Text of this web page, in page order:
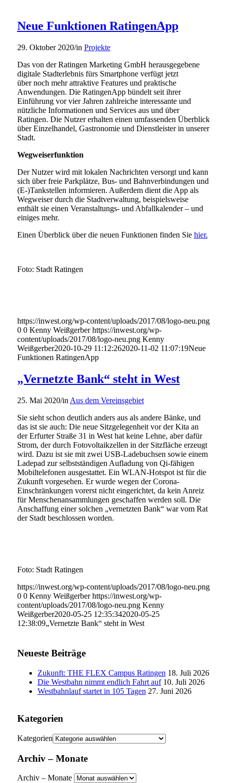
Neue Funktionen RatingenApp
29. Oktober 2020/in Projekte
Das von der Ratingen Marketing GmbH herausgegebene
digitale Stadterlebnis fürs Smartphone verfügt jetzt
über noch mehr attraktive Features und praktische
Anwendungen. Die RatingenApp bündelt seit ihrer
Einführung vor vier Jahren zahlreiche interessante und
nützliche Informationen und Services aus und über
Ratingen. Die Nutzer erhalten einen umfassenden Überblick
über Einzelhandel, Gastronomie und Dienstleister in unserer
Stadt.
Wegweiserfunktion
Der Nutzer wird mit lokalen Nachrichten versorgt und kann
sich über freie Parkplätze, Bus- und Bahnverbindungen und
(E-)Tankstellen informieren. Außerdem dient die App als
Wegweiser durch die Stadtverwaltung, beispielsweise
enthält sie einen Veranstaltungs- und Abfallkalender – und
einiges mehr.
Einen Überblick über die neuen Funktionen finden Sie hier.
Foto: Stadt Ratingen
https://inwest.org/wp-content/uploads/2017/08/logo-neu.png
0 0 Kenny Weißgerber https://inwest.org/wp-
content/uploads/2017/08/logo-neu.png Kenny
Weißgerber2020-10-29 11:12:262020-11-02 11:07:19Neue
Funktionen RatingenApp
„Vernetzte Bank“ steht in West
25. Mai 2020/in Aus dem Vereinsgebiet
Sie sieht schon deutlich anders aus als andere Bänke, und
das ist sie auch: Die neue Sitzgelegenheit vor der Kita an
der Erfurter Straße 31 in West hat keine Lehne, aber dafür
Strom, der durch Fotovoltaikzellen in der Sitzfläche erzeugt
wird. Dazu ist sie mit zwei USB-Ladebuchsen sowie einem
Ladepad zur selbstständigen Aufladung von Qi-fähigen
Mobiltelefonen ausgestattet. Ein WLAN-Hotspot ist für die
Zukunft vorgesehen. Er wurde wegen der Corona-
Einschränkungen vorerst nicht eingerichtet, da kein Anreiz
für Menschenansammlungen geschaffen werden soll. Die
Anschaffung einer solchen „vernetzten Bank“ war vom Rat
der Stadt beschlossen worden.
Foto: Stadt Ratingen
https://inwest.org/wp-content/uploads/2017/08/logo-neu.png
0 0 Kenny Weißgerber https://inwest.org/wp-
content/uploads/2017/08/logo-neu.png Kenny
Weißgerber2020-05-25 12:35:342020-05-25
12:38:09„Vernetzte Bank“ steht in West
Neueste Beiträge
Zukunft: THE FLEX Campus Ratingen 18. Juli 2026
Die Westbahn nimmt endlich Fahrt auf 10. Juli 2026
Westbahnlauf startet in 105 Tagen 27. Juni 2026
Kategorien
Kategorien
Archiv – Monate
Archiv – Monate